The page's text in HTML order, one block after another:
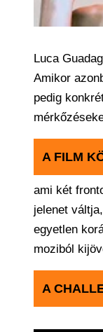
Luca
Amikor
pedig
A FILM
ami két
jelenet
egyetlen
moziból
A